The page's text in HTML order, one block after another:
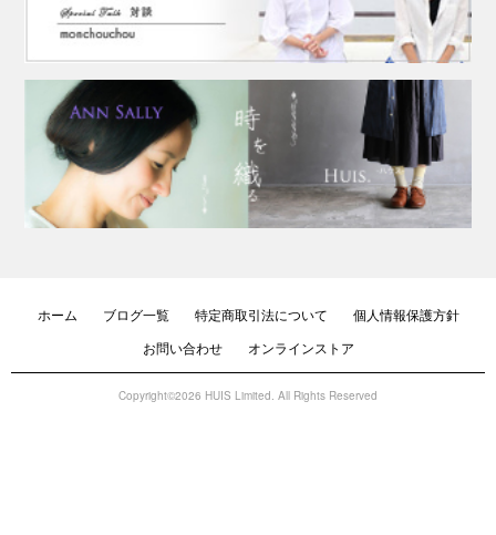
ホーム ブログ一覧 特定商取引法について
個人情報保護方針
お問い合わせ
オンラインストア
Copyright©2026 HUIS Limited. All Rights Reserved